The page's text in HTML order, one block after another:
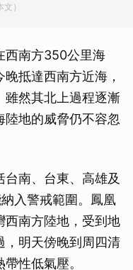
）
西南方350公里海
抵達西南方近海，
雖然其北上過程逐漸
地的威脅仍不容忽
南、台東、高雄及
入警戒範圍。鳳凰
西南方陸地，受到地
，明天傍晚到周四清
性低氣壓。